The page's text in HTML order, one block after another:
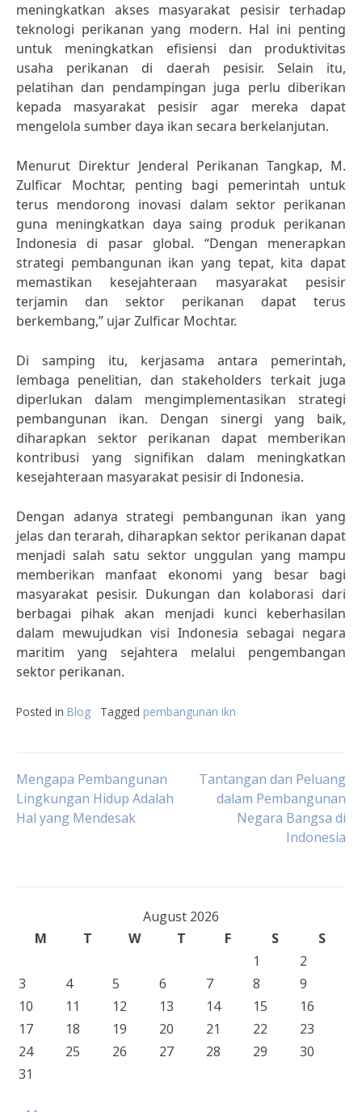
meningkatkan akses masyarakat pesisir terhadap
teknologi perikanan yang modern. Hal ini penting
untuk meningkatkan efisiensi dan produktivitas
usaha perikanan di daerah pesisir. Selain itu,
pelatihan dan pendampingan juga perlu diberikan
kepada masyarakat pesisir agar mereka dapat
mengelola sumber daya ikan secara berkelanjutan.
Menurut Direktur Jenderal Perikanan Tangkap, M.
Zulficar Mochtar, penting bagi pemerintah untuk
terus mendorong inovasi dalam sektor perikanan
guna meningkatkan daya saing produk perikanan
Indonesia di pasar global. “Dengan menerapkan
strategi pembangunan ikan yang tepat, kita dapat
memastikan kesejahteraan masyarakat pesisir
terjamin dan sektor perikanan dapat terus
berkembang,” ujar Zulficar Mochtar.
Di samping itu, kerjasama antara pemerintah,
lembaga penelitian, dan stakeholders terkait juga
diperlukan dalam mengimplementasikan strategi
pembangunan ikan. Dengan sinergi yang baik,
diharapkan sektor perikanan dapat memberikan
kontribusi yang signifikan dalam meningkatkan
kesejahteraan masyarakat pesisir di Indonesia.
Dengan adanya strategi pembangunan ikan yang
jelas dan terarah, diharapkan sektor perikanan dapat
menjadi salah satu sektor unggulan yang mampu
memberikan manfaat ekonomi yang besar bagi
masyarakat pesisir. Dukungan dan kolaborasi dari
berbagai pihak akan menjadi kunci keberhasilan
dalam mewujudkan visi Indonesia sebagai negara
maritim yang sejahtera melalui pengembangan
sektor perikanan.
Posted in Blog Tagged pembangunan ikn
Post
navigation
Mengapa Pembangunan
Lingkungan Hidup Adalah
Hal yang Mendesak
Tantangan dan Peluang
dalam Pembangunan
Negara Bangsa di
Indonesia
August 2026
M
T W T F S
S
1
2
3
4 5 6 7 8
9
10
11 12 13 14 15
16
17
18 19 20 21 22
23
24
25 26 27 28 29
30
31